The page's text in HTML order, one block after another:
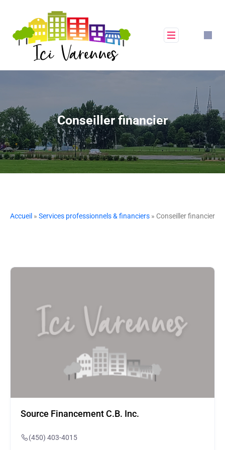
Conseiller financier
Accueil » Services professionnels & financiers » Conseiller financier
Source Financement C.B. Inc.
(450) 403-4015